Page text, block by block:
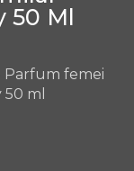
50 Ml
Parfum femei
ml